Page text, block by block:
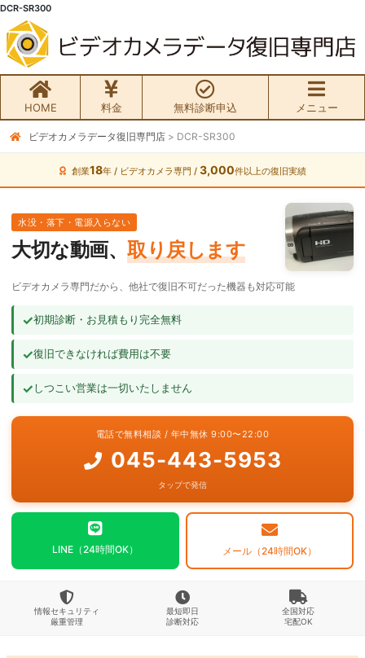
DCR-SR300
HOME 料金 無料診断申込 メニュー
無料初期診断お申込み
ビデオカメラ データ復旧HOME
料金・メニュー
お客様の声
ビデオカメラ復旧成功事例
ビデオカメラデータ復旧専門店 > DCR-SR300
創業18年 / ビデオカメラ専門 / 3,000件以上の復旧実績
水没・落下・電源入らない
大切な動画、 取り戻します
ビデオカメラ専門だから、他社で復旧不可だった機器も対応可能
✓初期診断・お見積もり完全無料
✓復旧できなければ費用は不要
✓しつこい営業は一切いたしません
電話で無料相談 / 年中無休 9:00〜22:00
045-443-5953
タップで発信
LINE（24時間OK） メール（24時間OK）
情報セキュリティ
厳重管理
最短即日
診断対応
全国対応
宅配OK